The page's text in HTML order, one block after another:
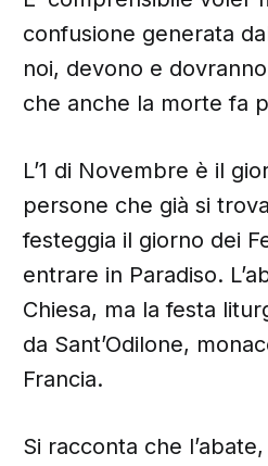
confusione generata
noi, devono e
che anche la morte fa
L’1 di Novembre è il
persone che già si
festeggia il giorno dei
entrare in Paradiso.
Chiesa, ma la festa
da Sant’Odilone,
Francia.
Si racconta che